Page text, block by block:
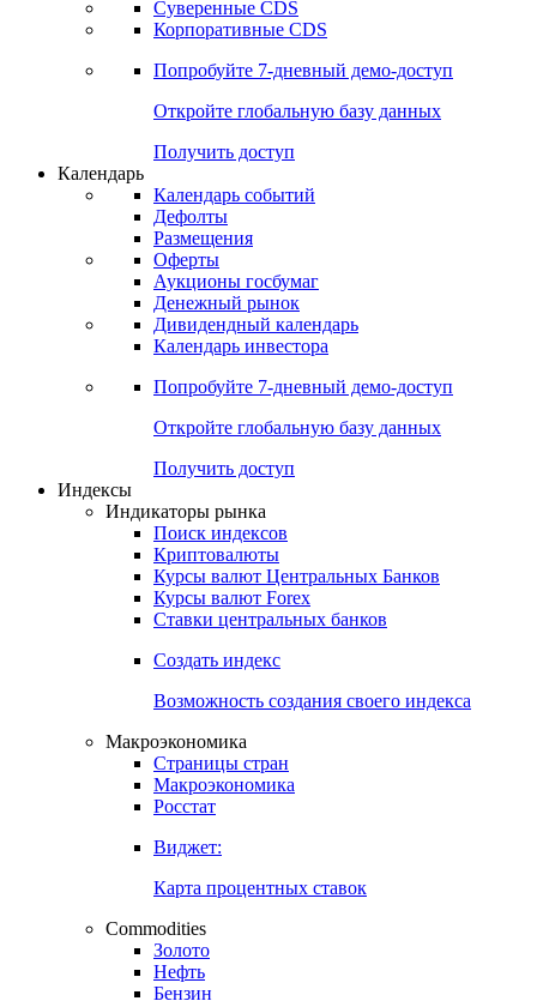
Деривативы
Валютные и процентные свопы
Корпоративные CDS
Попробуйте7-дневный
Откройте глобальную базу данных
Получить доступ
Календарь
Календарь событий
Дефолты
Размещения
Оферты
Денежный рынок
Календарь инвестора
Попробуйте7-дневный
Откройте глобальную базу данных
Получить доступ
Индикаторы рынка
Поиск индексов
Курсы валют Центральных Банков
Ставки центральных банков
Создать индекс
Возможность создания своего индекса
Страницы стран
Росстат
Виджет:
Карта процентных ставок